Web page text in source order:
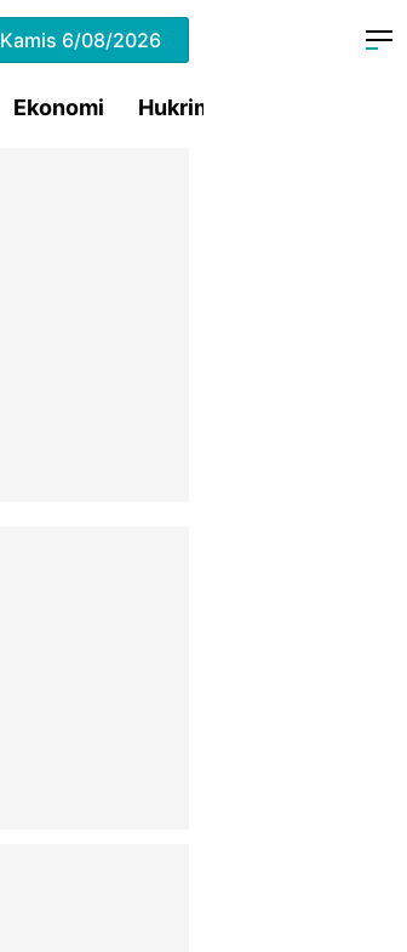
Kamis 6/08/2026
Ekonomi Hukrim